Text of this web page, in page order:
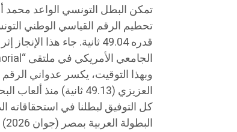
​تمكن البطل التونسي الواعد محمد
الجامعي الأمريكي في ملتقى “Torrin Lawrence Memorial”.
​وبهذا التوقيت، يكسر عدواني
العزيزي (49.13 ثانية) منذ ألعاب البحر الأبيض المتوسط بطركونة عام 2018.
​كل التوفيق لبطلنا في استحقاقاته
البطولة العربية بمصر (جوان 2026) وألعاب البحر الأبيض المتوسط بإيطاليا 2026.